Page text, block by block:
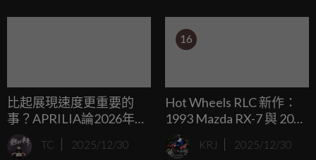
比起展現速度更重要的
事？APRILIA論2026年的
Jorge Martin：他必須先
相信自己！
TC 2025/12/30
16
Hot Wheels RLC 新作：
1993 Mazda RX-7 與 2000
Ford Mustang SVT Cobra
R，1/64 比例、全金屬車
KRJ 2025/12/30